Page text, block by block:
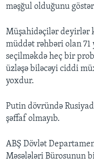
məşğul olduğunu
Müşahidəçilər deyirlər
müddət rəhbəri olan 71
seçilməkdə heç bir
üzləşə biləcəyi ciddi
yoxdur.
Putin dövründə
şəffaf olmayıb.
ABŞ Dövlət
Məsələləri Bürosunun